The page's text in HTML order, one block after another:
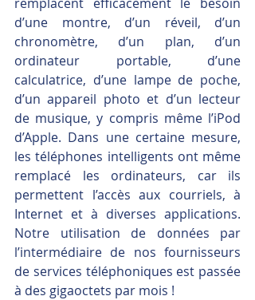
d’une montre, d’un réveil, d’un
chronomètre, d’un plan, d’un
ordinateur portable, d’une
calculatrice, d’une lampe de poche,
d’un appareil photo et d’un lecteur
de musique, y compris même l’iPod
d’Apple. Dans une certaine mesure,
les téléphones intelligents ont même
remplacé les ordinateurs, car ils
permettent l’accès aux courriels, à
Internet et à diverses applications.
Notre utilisation de données par
l’intermédiaire de nos fournisseurs
de services téléphoniques est passée
à des gigaoctets par mois !